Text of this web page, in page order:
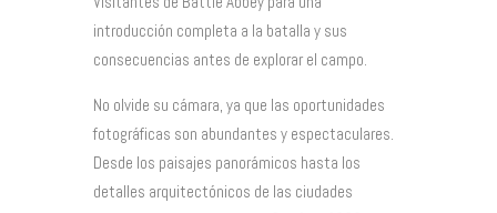
introducción completa a la batalla y sus
consecuencias antes de explorar el campo.
No olvide su cámara, ya que las oportunidades
fotográficas son abundantes y espectaculares.
Desde los paisajes panorámicos hasta los
detalles arquitectónicos de las ciudades